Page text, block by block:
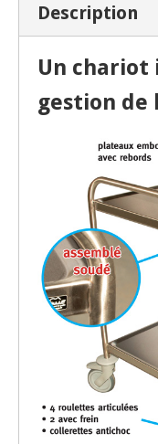
Description
Un chariot
gestion de